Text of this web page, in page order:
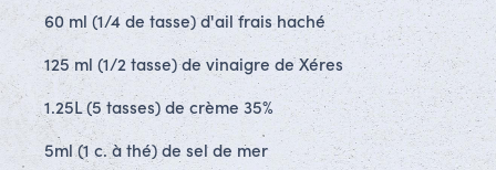
60 ml (1/4 de tasse) d'ail frais haché
125 ml (1/2 tasse) de vinaigre de Xéres
1.25L (5 tasses) de crème 35%
5ml (1 c. à thé) de sel de mer